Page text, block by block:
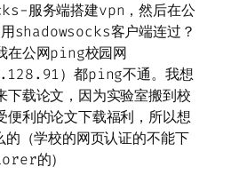
服务端搭建vpn，然后在公
shadowsocks客户端连过？
在公网ping校园网
）都ping不通。我想
下载论文，因为实验室搬到校
便利的论文下载福利，所以想
（学校的网页认证的不能下
的）